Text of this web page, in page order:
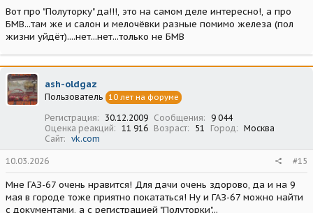
обрастёте знакомыми с такими же машинами, они подскажут где
найти или сами продадут/поменяют нужные вам вещи.
Про более редкие я имел в виду тот же "Москвич"-401, ГАЗ-67 или
эпохи с "Победой" - из 50-х, а своими корнями вообще из 30-х
годов, так же как и ГАЗ-67.
ГАЗ-67 тоже хорошо дополняет "Победу" и ГАЗ-69, к нему сейчас
делается много новых деталей, хоть кузов в сборе можно
заказать! Но ходовая часть довольно сложная, если делать все
по заводу.
"Полуторка"... Нравится мне "Полуторка"! Она чуть больше
легковой машины. Раму и агрегаты можно найти "из леса", многое
можно заказать от Форда, что-то по железу начали делать у нас.
Ну и есть две категории людей - одним больше нравится делать
машины, как Денису Петрову, другим больше нравится кататься на
готовых машинах. Нужно исходить из того, что ближе Вам!
Есть третья категория, типа меня, у которых нет возможности
Вот про "Полуторку" да!!!, это на самом деле интересно!, а про
БМВ...там же и салон и мелочёвки разные помимо железа (пол
жизни уйдёт)....нет...нет...только не БМВ
ash-oldgaz
Пользователь 10 лет на форуме
Регистрация 30.12.2009 Сообщения
9 044
Оценка реакций
11 916 Возраст 51 Город
Москва
Сайт
vk.com
10.03.2026 #15
Мне ГАЗ-67 очень нравится! Для дачи очень здорово, да и на 9
мая в городе тоже приятно покататься! Ну и ГАЗ-67 можно найти
с документами, а с регистрацией "Полуторки"...